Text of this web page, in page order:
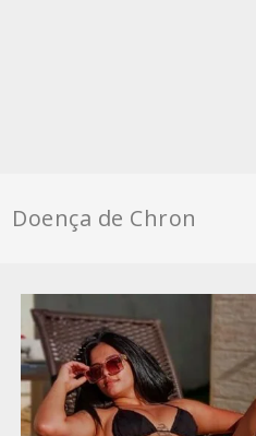
Doença de Chron